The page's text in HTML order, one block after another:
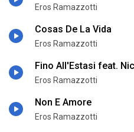
Eros Ramazzotti
Cosas De La Vida
Eros Ramazzotti
Fino All'Estasi feat.
Eros Ramazzotti
Non E Amore
Eros Ramazzotti